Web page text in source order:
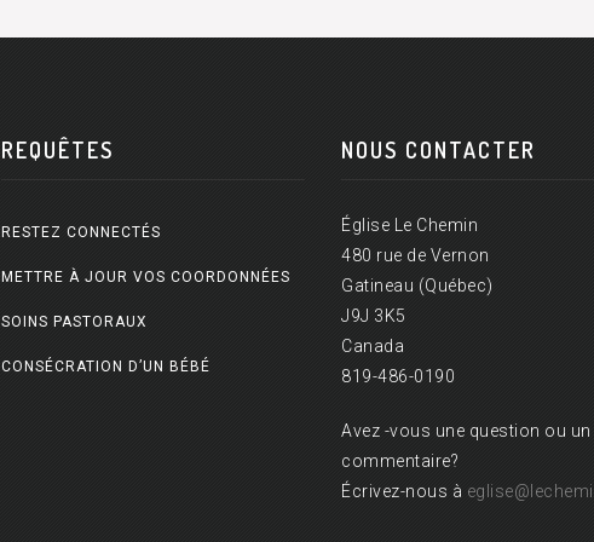
REQUÊTES
RESTEZ CONNECTÉS
METTRE À JOUR VOS COORDONNÉES
SOINS PASTORAUX
CONSÉCRATION D’UN BÉBÉ
NOUS CONTACTER
Église Le Chemin
480 rue de Vernon
Gatineau (Québec)
J9J 3K5
Canada
819-486-0190
Avez -vous une question ou un
commentaire?
Écrivez-nous à